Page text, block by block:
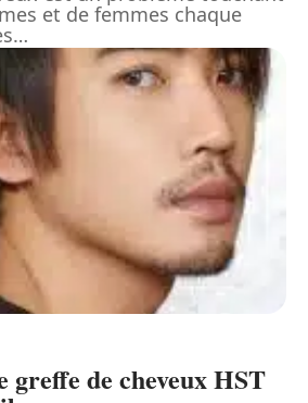
et de femmes chaque
…
greffe de cheveux HST